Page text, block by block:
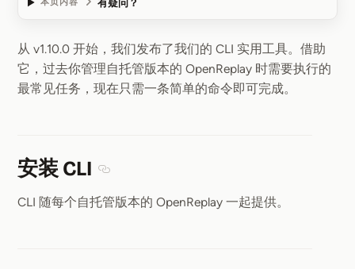
有疑问？
OpenReplay 的 CLI
从 v1.10.0 开始，我们发布了我们的 CLI 实用工具。借助
它，过去你管理自托管版本的 OpenReplay 时需要执行的
最常见任务，现在只需一条简单的命令即可完成。
安装 CLI
CLI 随每个自托管版本的 OpenReplay 一起提供。